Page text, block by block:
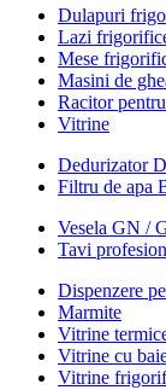
Dulapuri
Lazi
Mese
Masini de
Racitor
Vitrine
Dedurizator
Filtru de apa
Vesela GN /
Tavi
Dispenzere
Marmite
Vitrine
Vitrine cu
Vitrine